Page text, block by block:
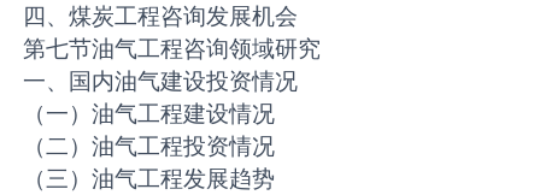
四、煤炭工程咨询发展机会
第七节油气工程咨询领域研究
一、国内油气建设投资情况
（一）油气工程建设情况
（二）油气工程投资情况
（三）油气工程发展趋势